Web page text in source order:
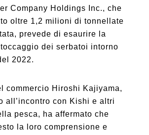
Company Holdings Inc., che
oltre 1,2 milioni di tonnellate
prevede di esaurire la
dei serbatoi intorno
2022.
commercio Hiroshi Kajiyama,
all’incontro con Kishi e altri
pesca, ha affermato che
la loro comprensione e